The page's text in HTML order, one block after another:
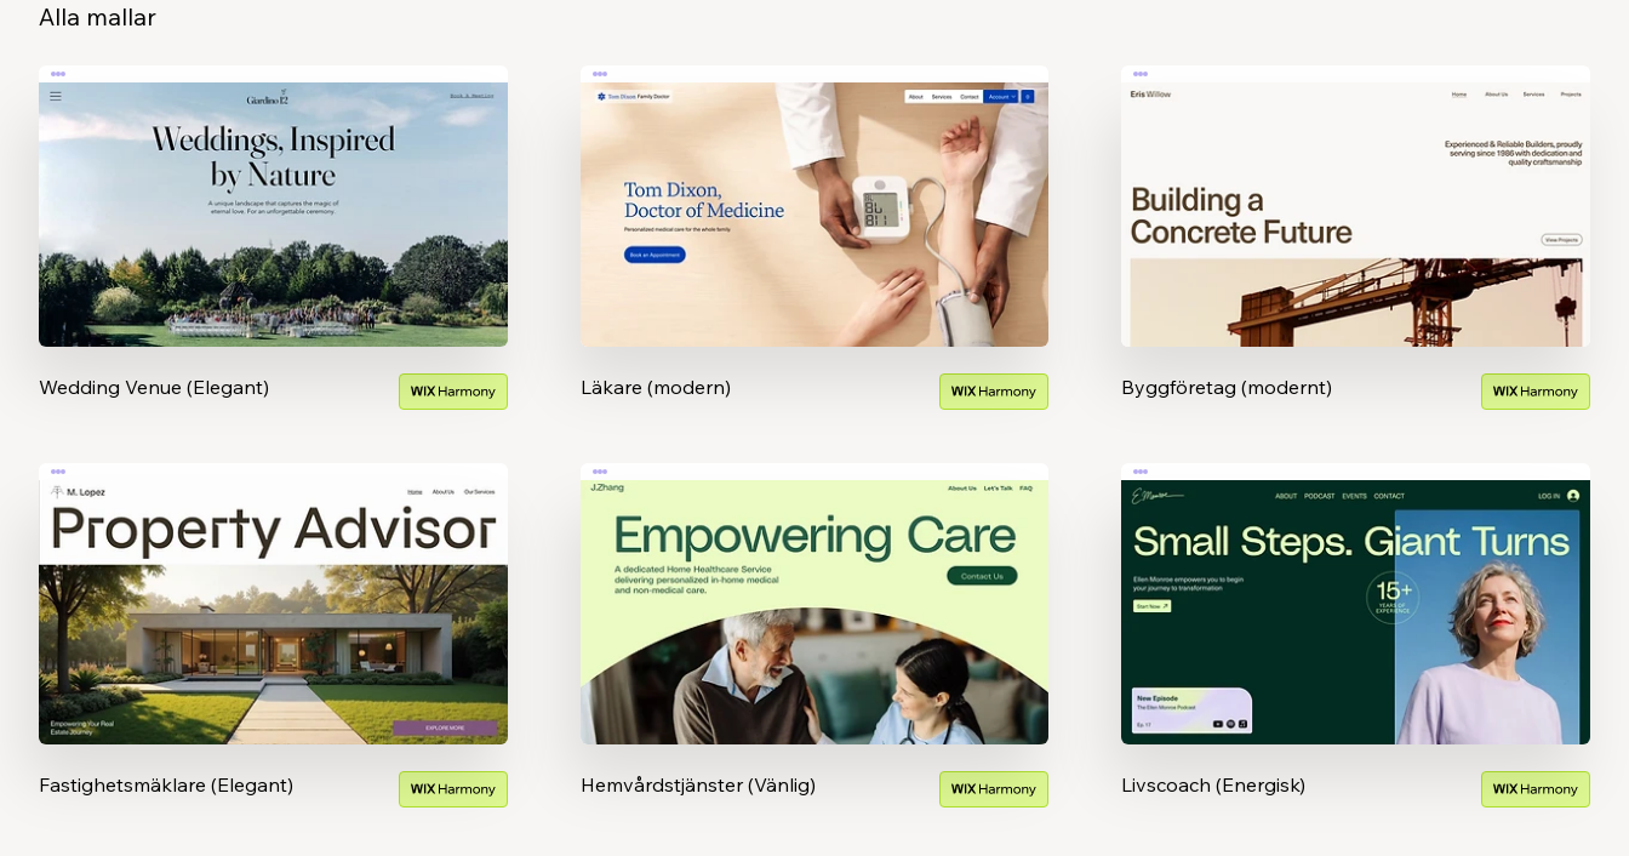
Alla mallar
Wedding Venue (Elegant) Läkare (modern) Byggföretag (modernt)
Fastighetsmäklare (Elegant) Hemvårdstjänster (Vänlig) Livscoach (Energisk)